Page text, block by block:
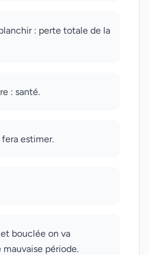
: perte totale de la
: santé.
fera estimer.
bouclée on va
période.